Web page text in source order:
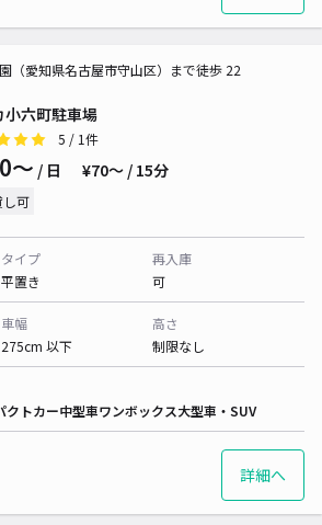
小六町駐車場
（愛知県名古屋市守山区）まで徒歩 22
5 / 1件
〜 / 日 ¥70〜 / 15分
し可
タイプ
平置き
再入庫
可
車幅
275cm 以下
高さ
制限なし
クトカー中型車ワンボックス大型車・SUV
詳細へ